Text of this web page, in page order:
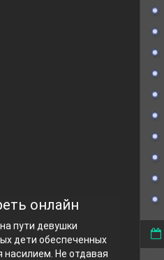
онлайн
пути девушки
дети обеспеченных
насилием. Не отдавая